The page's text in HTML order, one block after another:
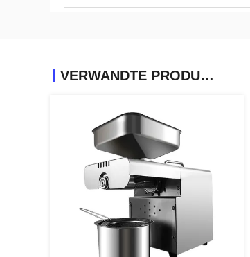
VERWANDTE PRODUKTE